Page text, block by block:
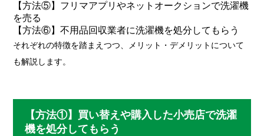
【方法⑤】フリマアプリやネットオークションで洗濯機
を売る
【方法⑥】不用品回収業者に洗濯機を処分してもらう
それぞれの特徴を踏まえつつ、メリット・デメリットについて
も解説します。
【方法①】買い替えや購入した小売店で洗濯
機を処分してもらう